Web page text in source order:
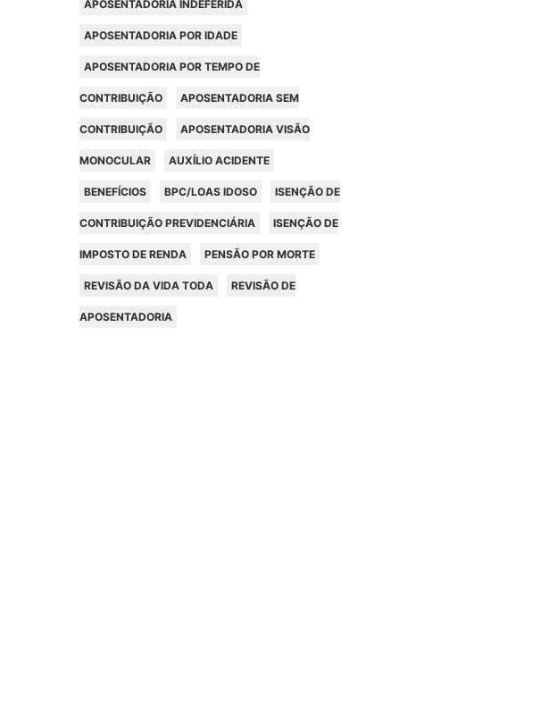
APOSENTADORIA INDEFERIDA
APOSENTADORIA POR IDADE
APOSENTADORIA POR TEMPO DE
CONTRIBUIÇÃO APOSENTADORIA SEM
CONTRIBUIÇÃO APOSENTADORIA VISÃO
MONOCULAR AUXÍLIO ACIDENTE
BENEFÍCIOS BPC/LOAS IDOSO ISENÇÃO DE
CONTRIBUIÇÃO PREVIDENCIÁRIA ISENÇÃO DE
IMPOSTO DE RENDA PENSÃO POR MORTE
REVISÃO DA VIDA TODA REVISÃO DE
APOSENTADORIA